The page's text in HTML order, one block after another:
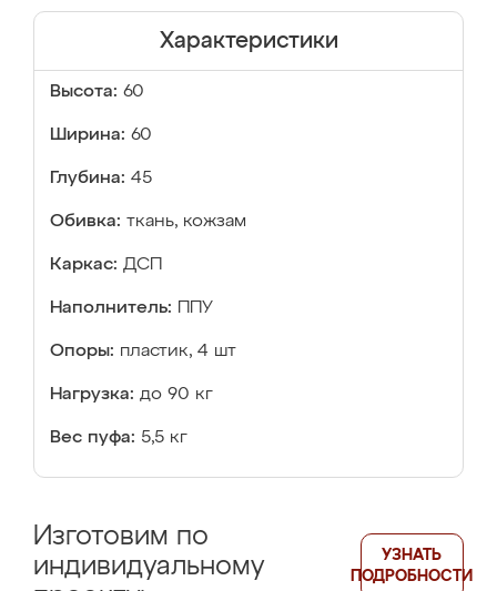
Характеристики
Высота: 60
Ширина: 60
Глубина: 45
Обивка: ткань, кожзам
Каркас: ДСП
Наполнитель: ППУ
Опоры: пластик, 4 шт
Нагрузка: до 90 кг
Вес пуфа: 5,5 кг
Изготовим по
индивидуальному
УЗНАТЬ
ПОДРОБНОСТИ